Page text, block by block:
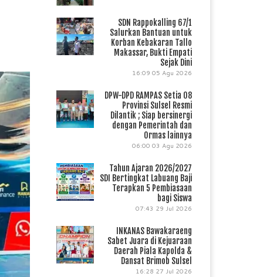
SDN Rappokalling 67/1
Salurkan Bantuan untuk
Korban Kebakaran Tallo
Makassar, Bukti Empati
Sejak Dini
16:09 05 Agu 2026
DPW-DPD RAMPAS Setia 08
Provinsi Sulsel Resmi
Dilantik ; Siap bersinergi
dengan Pemerintah dan
Ormas lainnya
06:00 03 Agu 2026
Tahun Ajaran 2026/2027
SDI Bertingkat Labuang Baji
Terapkan 5 Pembiasaan
bagi Siswa
07:43 29 Jul 2026
INKANAS Bawakaraeng
Sabet Juara di Kejuaraan
Daerah Piala Kapolda &
Dansat Brimob Sulsel
16:28 27 Jul 2026